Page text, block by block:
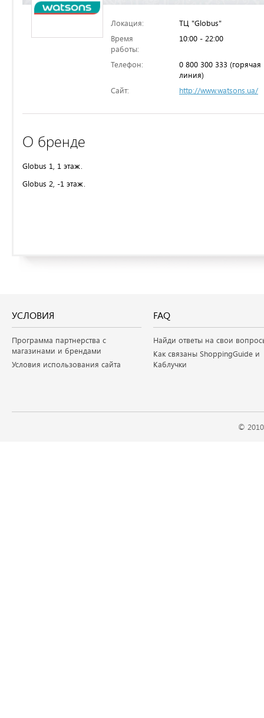
Локация:
ТЦ "Globus"
Время
работы:
10:00 - 22:00
Телефон:
0 800 300 333 (горячая
линия)
Сайт:
http://www.watsons.ua/
О бренде
Globus 1, 1 этаж.
Globus 2, -1 этаж.
УСЛОВИЯ
Программа партнерства с
магазинами и брендами
Условия использования сайта
FAQ
Найди ответы на свои
Как связаны ShoppingGuide и
Каблучки
©